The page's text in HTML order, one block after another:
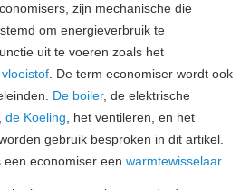
zijn mechanische die
om energieverbruik te
uit te voeren zoals het
vloeistof . De term economiser wordt ook
De boiler, de elektrische
de Koeling , het ventileren, en het
gebruik besproken in dit artikel.
economiser een warmtewisselaar.